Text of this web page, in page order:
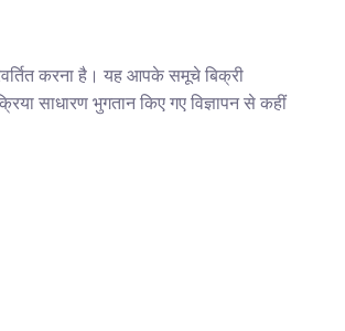
करना है। यह आपके समूचे बिक्री
साधारण भुगतान किए गए विज्ञापन से कहीं